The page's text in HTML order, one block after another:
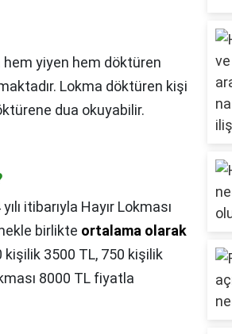
hem yiyen hem döktüren
Lokma döktüren kişi
dua okuyabilir.
itibarıyla Hayır Lokması
birlikte ortalama olarak
kişilik 3500 TL, 750 kişilik
8000 TL fiyatla